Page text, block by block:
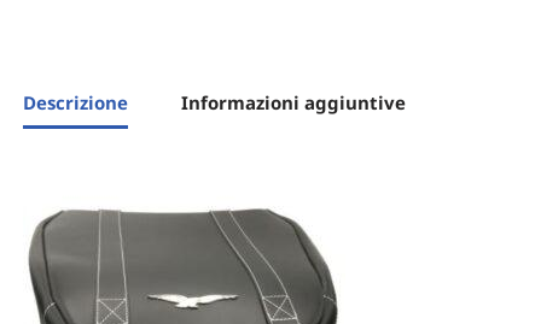
Descrizione Informazioni aggiuntive